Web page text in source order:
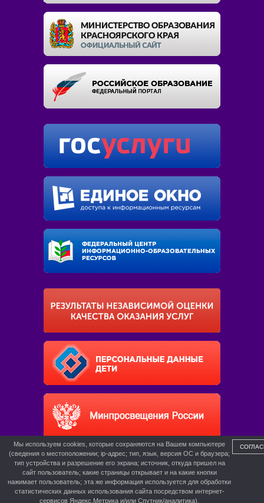
Мы используем cookies, которые сохраняются на Вашем компьютере
(сведения о местоположении; ip-адрес; тип, язык, версия ОС и браузера;
тип устройства и разрешение его экрана; источник, откуда пришел на
сайт пользователь; какие страницы открывает и на какие кнопки
нажимает пользователь; эта же информация используется для обработки
статистических данных использования сайта посредством интернет-
сервисов Яндекс.Метрика и/или Спутник/аналитика).